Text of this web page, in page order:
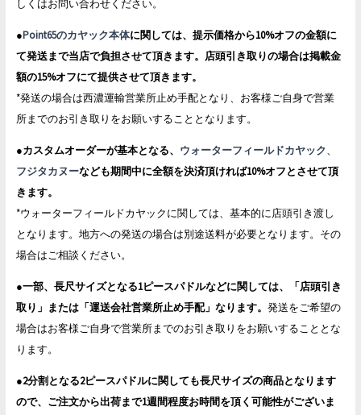
しくはお問い合わせください。
●Point65のカヤック本体に関しては、提示価格から10%オフの金額に
て発送まで当店で負担させて頂きます。店頭引き取りの場合は掲載金
額の15%オフにて提供させて頂きます。
*発送の場合は西濃運輸営業所止め手配となり、お客様ご自身で営業
所までのお引き取りをお願いすることとなります。
●カスタムオーダーが基本となる、 ウォーターフィールドカヤック、
フジタカヌーなども期間中に全額を決済頂ければ10%オフとさせて頂
きます。
*ウォーターフィールドカヤックに関しては、基本的に店頭引き渡し
となります。地方への発送の場合は別途送料が必要となります。その
場合はご相談ください。
●一部、長尺サイズとなる1ピースパドルなどに関しては、「店頭引き
取り」または「運送会社営業所止め手配」なります。発送をご希望の
場合はお客様ご自身で営業所までのお引き取りをお願いすることとな
ります。
●2分割となる2ピースパドルに関しても長尺サイズの商品となります
ので、ご注文から出荷まで1週間程度お時間を頂く可能性がございま